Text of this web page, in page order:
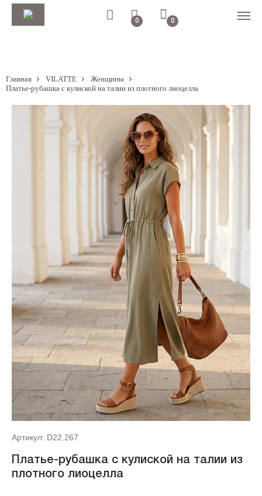
0 0
Главная VILATTE
Женщины
Платье-рубашка с кулиской на талии из плотного лиоцелла
Артикул: D22.267
Платье-рубашка с кулиской на талии из
плотного лиоцелла